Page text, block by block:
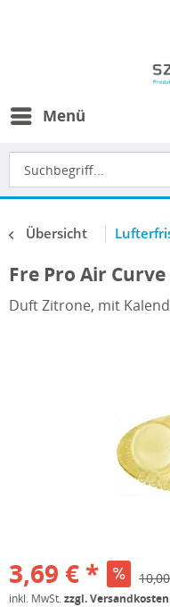
Menü
Übersicht
Fre Pro Air
Duft Zitrone, mit
3,69 € *
inkl. MwSt.zzgl. Versandkosten